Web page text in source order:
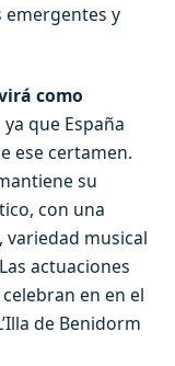
emergentes y
como
ya que España
ese certamen.
su
con una
musical
actuaciones
celebran en en el
de Benidorm